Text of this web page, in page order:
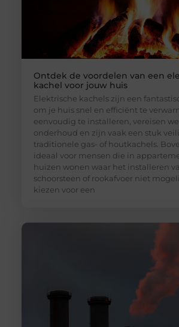
Ontdek de voordelen van een
kachel voor jouw huis
Elektrische kachels zijn een
om je huis snel en efficiënt te
eenvoudig te installeren, vereisen
onderhoud en zijn vaak een stuk
traditionele gas- of houtkachels.
ideaal voor mensen die in
huizen wonen waar het installeren
schoorsteen of rookafvoer niet
kiezen voor een